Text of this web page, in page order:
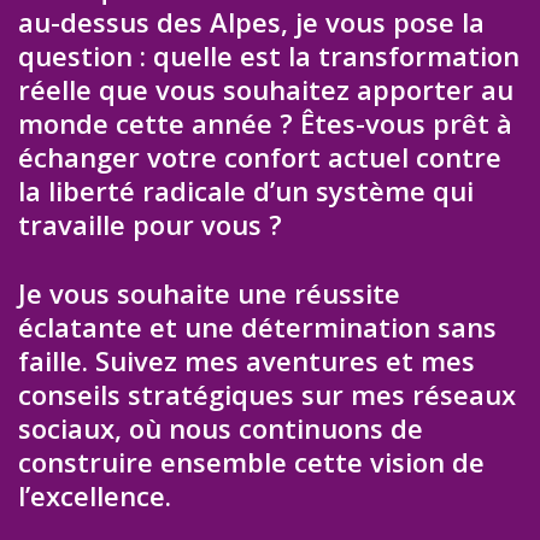
au-dessus des Alpes, je vous pose la
question : quelle est la transformation
réelle que vous souhaitez apporter au
monde cette année ? Êtes-vous prêt à
échanger votre confort actuel contre
la liberté radicale d’un système qui
travaille pour vous ?
Je vous souhaite une réussite
éclatante et une détermination sans
faille. Suivez mes aventures et mes
conseils stratégiques sur mes réseaux
sociaux, où nous continuons de
construire ensemble cette vision de
l’excellence.